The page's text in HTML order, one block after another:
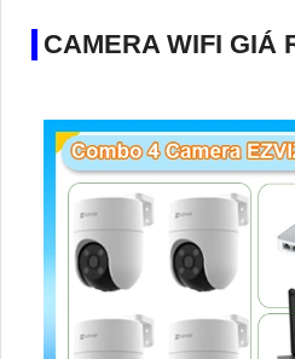
CAMERA WIFI GIÁ